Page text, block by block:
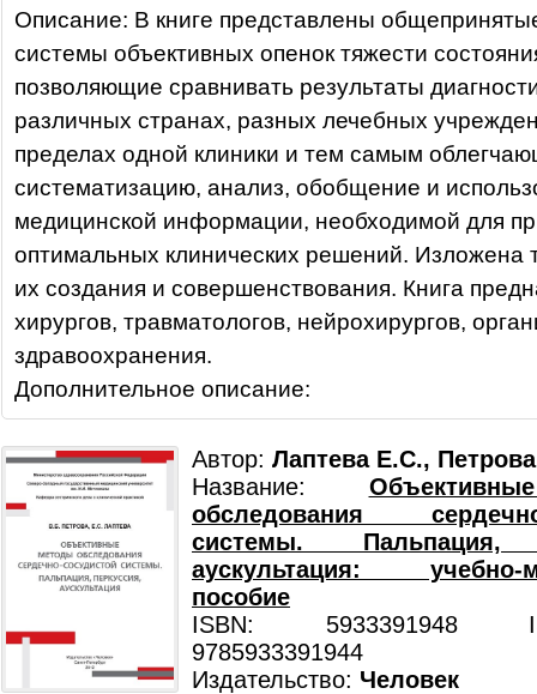
Описание: В книге представлены
системы объективных опенок тяжести
позволяющие сравнивать результаты
различных странах, разных лечебных
пределах одной клиники и тем самым
систематизацию, анализ, обобщение и
медицинской информации, необходимой для
оптимальных клинических решений. Изложена
их создания и совершенствования. Книга
хирургов, травматологов, нейрохирургов,
здравоохранения.
Дополнительное описание:
Автор: Лаптева Е.С.,
Название:
обследования
системы. Пальпация,
аускультация: учебно-
пособие
ISBN: 5933391948
9785933391944
Издательство: Человек